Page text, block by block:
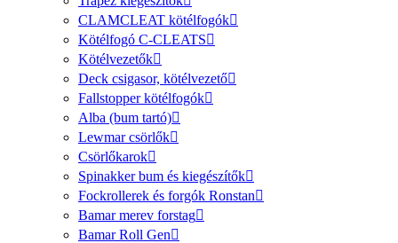
CLAMCLEAT kötélfogók
Kötélfogó C-CLEATS
Kötélvezetők
Deck csigasor, kötélvezető
Fallstopper kötélfogók
Alba (bum tartó)
Lewmar csörlők
Csörlőkarok
Spinakker bum és kiegészítők
Fockrollerek és forgók Ronstan
Bamar merev forstag
Bamar Roll Gen